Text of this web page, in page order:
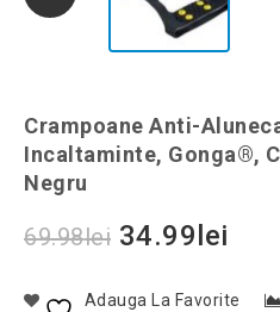
Crampoane Anti-
Incaltaminte, Gonga®,
Negru
69.98lei 34.99 lei
Adauga La Favorite